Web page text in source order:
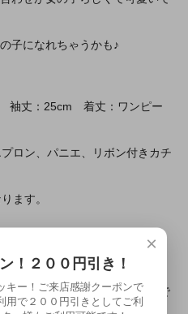
子になれちゃうかも♪
丈：25cm 着丈：ワンピー
ロン、パニエ、リボン付きカチ
ます。
ウェスト一部ゴム使用
階の長さ調節可
ューシャ
る漂白不可、アイロンは中温で
可
×
！２００円引き！
キー！ご来店感謝クーポンで
用で２００円引きとしてご利